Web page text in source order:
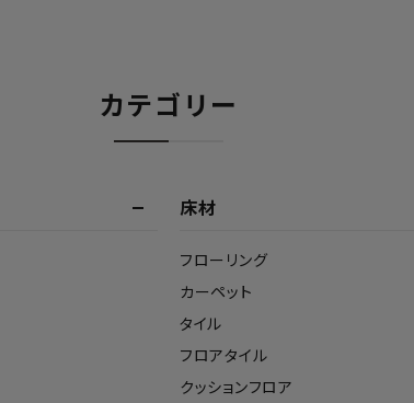
カテゴリー
床材
フローリング
カーペット
タイル
フロアタイル
クッションフロア